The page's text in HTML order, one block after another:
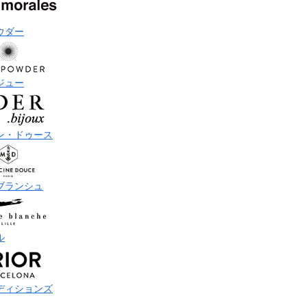
ダー
ュー
・ドゥース
ランシュ
ィションズ